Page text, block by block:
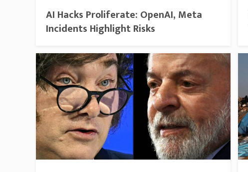
AI Hacks Proliferate: OpenAI, Meta
Incidents Highlight Risks